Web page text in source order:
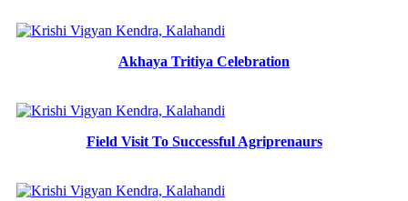
Akhaya Tritiya Celebration
Field Visit To Successful Agriprenaurs